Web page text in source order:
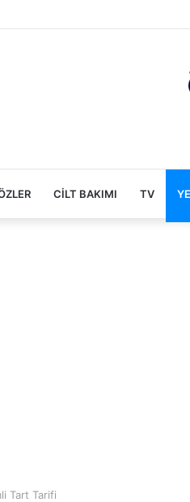
CILT BAKIMI TV
Tart Tarifi